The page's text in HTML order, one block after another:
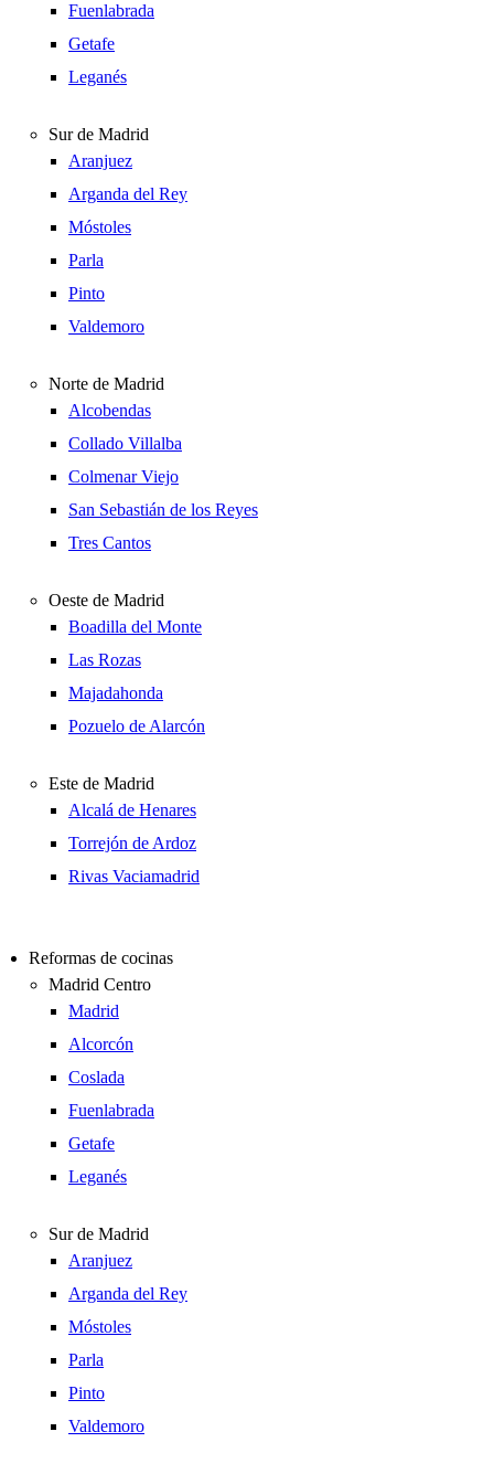
Fuenlabrada
Getafe
Leganés
Sur de Madrid
Aranjuez
Arganda del Rey
Móstoles
Parla
Pinto
Valdemoro
Norte de Madrid
Alcobendas
Collado Villalba
Colmenar Viejo
San Sebastián de los Reyes
Tres Cantos
Oeste de Madrid
Boadilla del Monte
Las Rozas
Majadahonda
Pozuelo de Alarcón
Este de Madrid
Alcalá de Henares
Torrejón de Ardoz
Rivas Vaciamadrid
Reformas de cocinas
Madrid Centro
Madrid
Alcorcón
Coslada
Fuenlabrada
Getafe
Leganés
Sur de Madrid
Aranjuez
Arganda del Rey
Móstoles
Parla
Pinto
Valdemoro